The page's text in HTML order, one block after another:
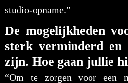
studio-opname.”
De mogelijkheden
sterk verminderd en
zijn. Hoe gaan jullie
“Om te zorgen voor een